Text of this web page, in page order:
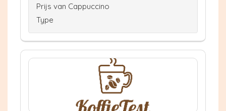
Prijs van Cappuccino
Type